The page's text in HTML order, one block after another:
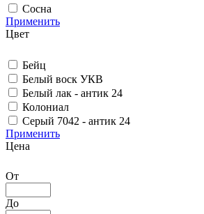
Сосна
Применить
Цвет
Бейц
Белый воск УКВ
Белый лак - антик 24
Колониал
Серый 7042 - антик 24
Применить
Цена
От
До